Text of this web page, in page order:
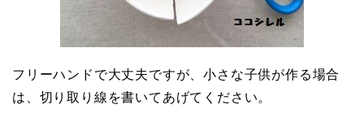
フリーハンドで大丈夫ですが、小さな子供が作る場合
は、切り取り線を書いてあげてください。